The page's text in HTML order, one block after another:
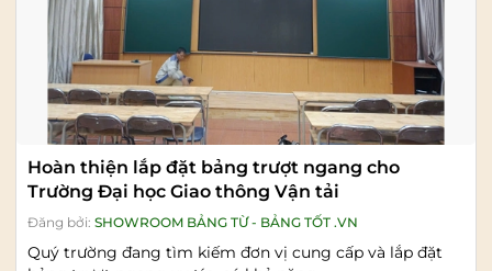
Hoàn thiện lắp đặt bảng trượt ngang cho
Trường Đại học Giao thông Vận tải
Đăng bởi: SHOWROOM BẢNG TỪ - BẢNG TỐT .VN
Quý trường đang tìm kiếm đơn vị cung cấp và lắp đặt